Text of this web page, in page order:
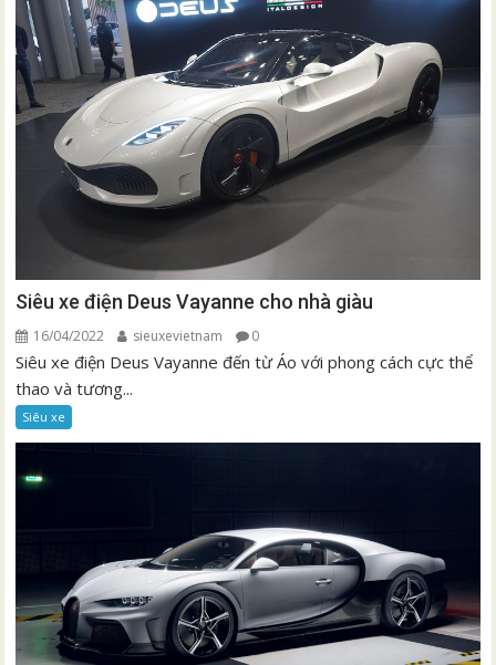
Siêu xe điện Deus Vayanne cho nhà giàu
16/04/2022 sieuxevietnam 0
Siêu xe điện Deus Vayanne đến từ Áo với phong cách cực thể
thao và tương...
Siêu xe